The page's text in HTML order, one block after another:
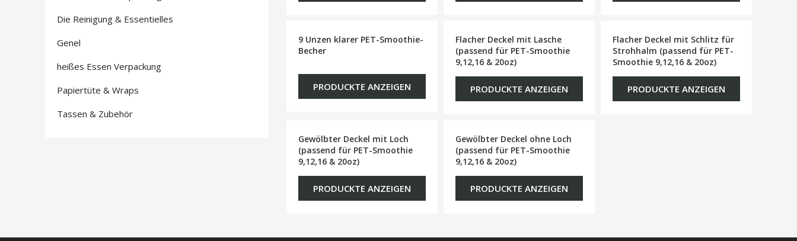
Die Reinigung & Essentielles
Genel
heißes Essen Verpackung
Papiertüte & Wraps
Tassen & Zubehör
9 Unzen klarer PET-Smoothie-
Becher
PRODUCKTE ANZEIGEN
Flacher Deckel mit Lasche
(passend für PET-Smoothie
9,12,16 & 20oz)
PRODUCKTE ANZEIGEN
Flacher Deckel mit Schlitz für
Strohhalm (passend für PET-
Smoothie 9,12,16 & 20oz)
PRODUCKTE ANZEIGEN
Gewölbter Deckel mit Loch
(passend für PET-Smoothie
9,12,16 & 20oz)
PRODUCKTE ANZEIGEN
Gewölbter Deckel ohne Loch
(passend für PET-Smoothie
9,12,16 & 20oz)
PRODUCKTE ANZEIGEN